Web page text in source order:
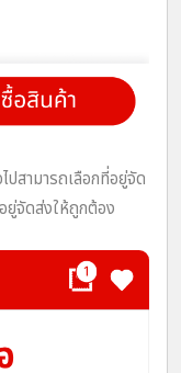
สามารถเลือกที่อยู่จัด
ยู่จัดส่งให้ถูกต้อง